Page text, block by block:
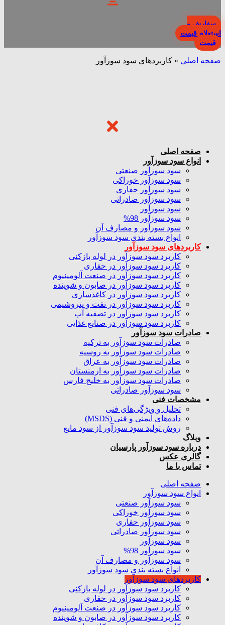
سفارش و
استعلام قیمت
قیمت
صفحه اصلی » کاربردهای سود سوزآور
صفحه اصلی
انواع سود سوزآور
سود سوزآور صنعتی
سود سوزآور خوراکی
سود سوزآور حفاری
سود سوزآور صادراتی
سود سوزآور
سود سوزآور 98%
سود سوزآور و مصارف آن
انواع بسته بندی سود سوزآور
کاربردهای سود سوزآور
کاربرد سود سوزآور در لوله بازکنی
کاربرد سود سوزآور در حفاری
کاربرد سود سوزآور در صنعت آلومینیوم
کاربرد سود سوزآور در صابون و شوینده
کاربرد سود سوزآور در کاغذسازی
کاربرد سود سوزآور در نفت و پتروشیمی
کاربرد سود سوزآور در تصفیه آب
کاربرد سود سوزآور در صنایع غذایی
صادرات سود سوزآور
صادرات سود سوزآور به ترکیه
صادرات سود سوزآور به روسیه
صادرات سود سوزآور به عراق
صادرات سود سوزآور به ارمنستان
صادرات سود سوزآور به خلیج فارس
سود سوزآور صادراتی
مشخصات فنی
تحلیل و ویژگی‌های فنی
داده‌های ایمنی و فنی (MSDS)
روش تولید سود سوزآور از سود مایع
وبلاگ
درباره سود سوزآور پارسیان
گالری عکس
تماس با ما
صفحه اصلی
انواع سود سوزآور
سود سوزآور صنعتی
سود سوزآور خوراکی
سود سوزآور حفاری
سود سوزآور صادراتی
سود سوزآور
سود سوزآور 98%
سود سوزآور و مصارف آن
انواع بسته بندی سود سوزآور
کاربردهای سود سوزآور
کاربرد سود سوزآور در لوله بازکنی
کاربرد سود سوزآور در حفاری
کاربرد سود سوزآور در صنعت آلومینیوم
کاربرد سود سوزآور در صابون و شوینده